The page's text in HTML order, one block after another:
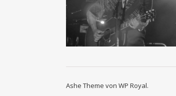
Ashe Theme von WP Royal.